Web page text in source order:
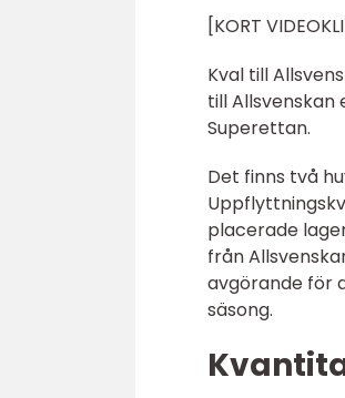
[KORT
Kval till
till
Superettan.
Det finns två
placerade
från
avgörande för
säsong.